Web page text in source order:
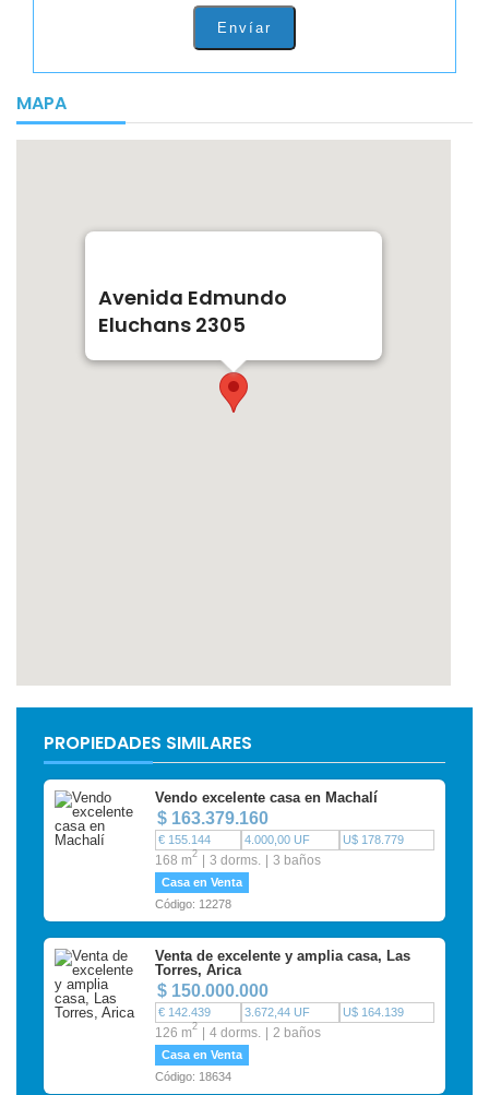
Envíar
MAPA
Avenida Edmundo
Eluchans 2305
PROPIEDADES SIMILARES
Vendo excelente casa en Machalí
$ 163.379.160
€ 155.144 4.000,00 UF U$ 178.779
168 m2 3 dorms. 3 baños
Casa en Venta
Código: 12278
Venta de excelente y amplia casa, Las
Torres, Arica
$ 150.000.000
€ 142.439 3.672,44 UF U$ 164.139
126 m2 4 dorms. 2 baños
Casa en Venta
Código: 18634